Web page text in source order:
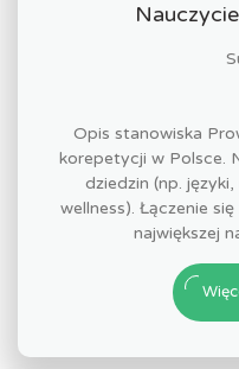
Opis stanowiska
korepetycji w Polsce.
dziedzin (np.
wellness). Łączenie
największej